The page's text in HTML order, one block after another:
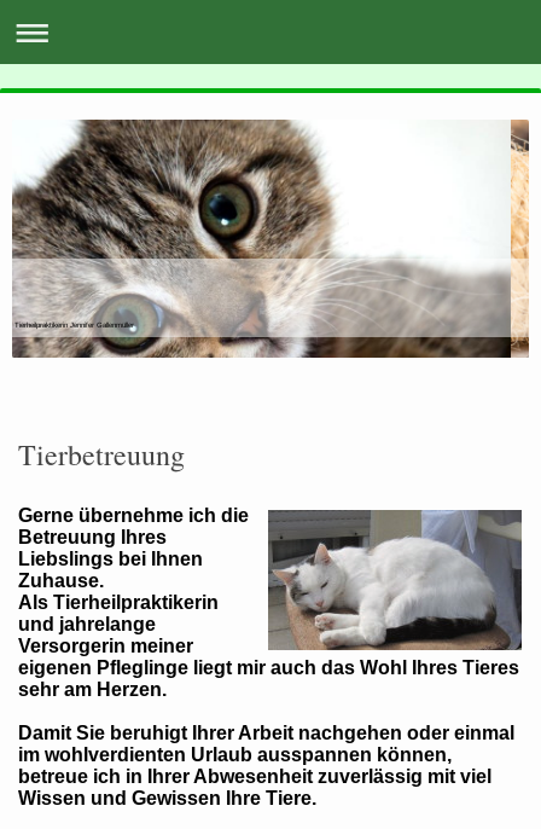
Tierheilpraktikerin Jennifer Gallenmüller
Tierbetreuung
Gerne übernehme ich die
Betreuung Ihres
Liebslings bei Ihnen
Zuhause.
Als Tierheilpraktikerin
und jahrelange
Versorgerin meiner
eigenen Pfleglinge liegt mir auch das Wohl Ihres Tieres
sehr am Herzen.
Damit Sie beruhigt Ihrer Arbeit nachgehen oder einmal
im wohlverdienten Urlaub ausspannen können,
betreue ich in Ihrer Abwesenheit zuverlässig mit viel
Wissen und Gewissen Ihre Tiere.